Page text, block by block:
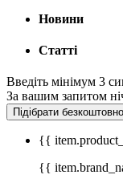
Новини
Статті
Введіть мінімум 3
За вашим запитом
Підібрати безкоштовно
{{
{{